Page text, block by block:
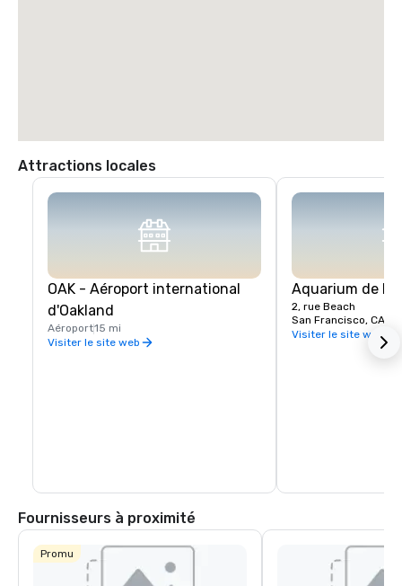
Attractions locales
OAK - Aéroport international
d'Oakland
Aéroport15 mi
Visiter le site web
Aquarium de la
2, rue Beach
San Francisco, CA,
Visiter le site web
Fournisseurs à proximité
Promu